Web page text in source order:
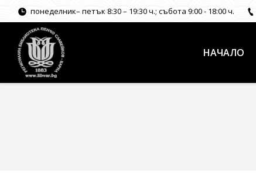
понеделник– петък 8:30 – 19:30 ч.; събота 9:00 - 18:00 ч.
НАЧАЛО